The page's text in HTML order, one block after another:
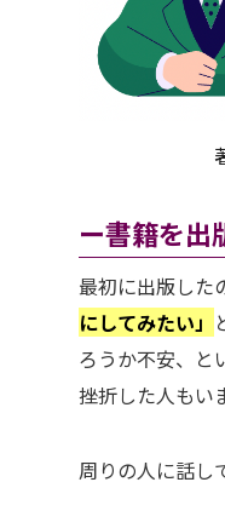
ー書籍を出
最初に出版した
にしてみたい」
ろうか不安、と
挫折した人もい
周りの人に話し